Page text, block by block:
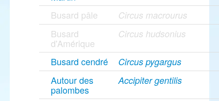
Busard pâle Circus macrourus
Busard
d'Amérique
Circus hudsonius
Busard cendré Circus pygargus
Autour des
palombes
Accipiter gentilis